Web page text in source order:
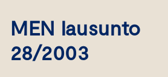
MEN lausunto
28/2003